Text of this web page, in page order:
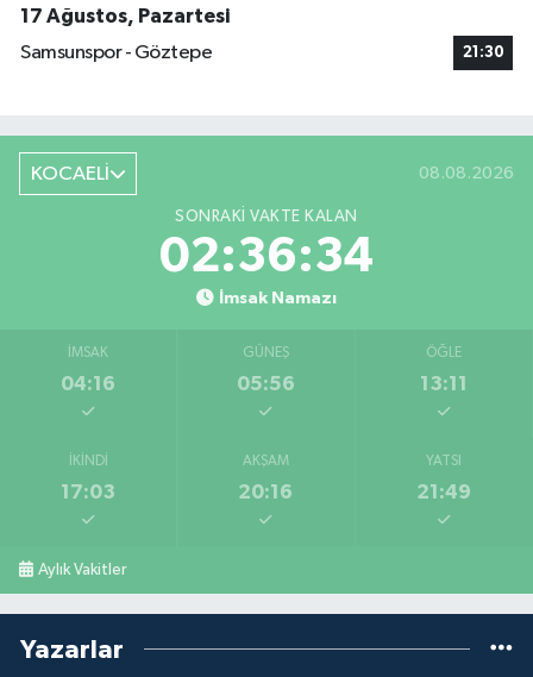
17 Ağustos, Pazartesi
Samsunspor - Göztepe
21:30
KOCAELİ 08.08.2026
SONRAKI VAKTE KALAN
02:36:33
İmsak Namazı
İMSAK
04:16
GÜNEŞ
05:56
ÖĞLE
13:11
İKINDI
17:03
AKŞAM
20:16
YATSI
21:49
Aylık Vakitler
Yazarlar